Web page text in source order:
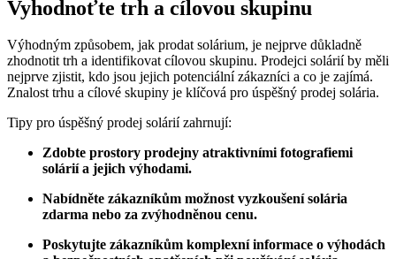
Vyhodnoťte trh a cílovou skupinu
Výhodným způsobem, jak prodat solárium, je nejprve důkladně
zhodnotit trh a identifikovat cílovou skupinu. Prodejci solárií by měli
nejprve zjistit, kdo jsou jejich potenciální zákazníci a co je zajímá.
Znalost trhu a cílové skupiny je klíčová pro úspěšný prodej solária.
Tipy pro úspěšný prodej solárií zahrnují:
Zdobte prostory prodejny atraktivními fotografiemi
solárií a jejich výhodami.
Nabídněte zákazníkům možnost vyzkoušení solária
zdarma nebo za zvýhodněnou cenu.
Poskytujte zákazníkům komplexní informace o výhodách